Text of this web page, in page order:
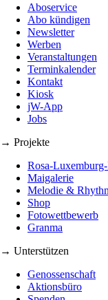
Aboservice
Abo kündigen
Newsletter
Werben
Veranstaltungen
Terminkalender
Kontakt
Kiosk
jW-App
Jobs
→ Projekte
Rosa-
Maigalerie
Melodie &
Shop
Fotowettbewerb
Granma
→ Unterstützen
Genossenschaft
Aktionsbüro